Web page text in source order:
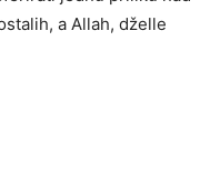
a Allah, dželle